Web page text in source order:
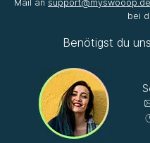
Mail an support@myswooop.de
bei
Benötigst du